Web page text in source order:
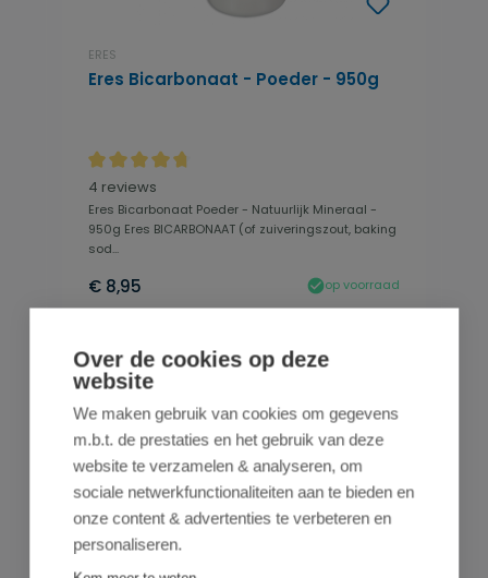
ERES
Eres Bicarbonaat - Poeder - 950g
Gemiddelde waardering van 4.63 van 5 sterren
4 reviews
Eres Bicarbonaat Poeder - Natuurlijk Mineraal -
950g Eres BICARBONAAT (of zuiveringszout, baking
sod...
€ 8,95 op voorraad
Over de cookies op deze
website
We maken gebruik van cookies om gegevens
m.b.t. de prestaties en het gebruik van deze
website te verzamelen & analyseren, om
sociale netwerkfunctionaliteiten aan te bieden en
onze content & advertenties te verbeteren en
personaliseren.